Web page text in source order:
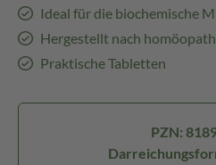
Ideal für die biochemische
Hergestellt nach
Praktische Tabletten
PZN: